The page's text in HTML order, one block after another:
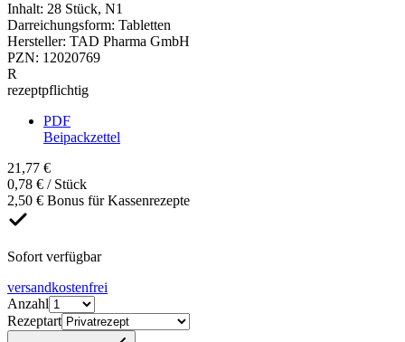
Inhalt: 28 Stück, N1
Darreichungsform: Tabletten
Hersteller: TAD Pharma GmbH
PZN: 12020769
R
rezeptpflichtig
PDF
Beipackzettel
21,77 €
0,78 € / Stück
2,50 € Bonus für Kassenrezepte
Sofort verfügbar
versandkostenfrei
Anzahl
Rezeptart